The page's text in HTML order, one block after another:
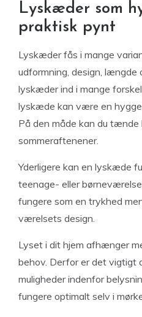
Lyskæder som
praktisk pynt
Lyskæder fås i mange
udformning, design, længde
lyskæder ind i mange
lyskæde kan være en
På den måde kan du tænde
sommeraftenener.
Yderligere kan en lyskæde
teenage- eller
fungere som en trykhed
værelsets design.
Lyset i dit hjem afhænger
behov. Derfor er det vigtigt
muligheder indenfor
fungere optimalt selv i